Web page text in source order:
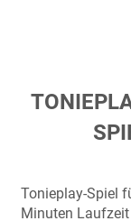
Zum
Anfang
Tonieplay-Spiel
Minuten Laufzeit